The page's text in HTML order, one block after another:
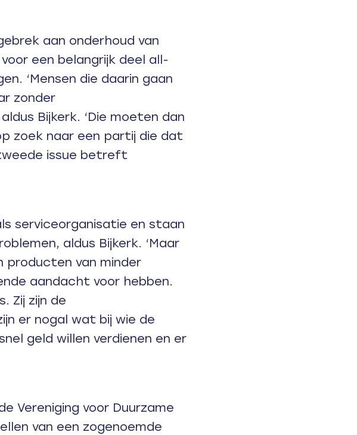
aan onderhoud van
een belangrijk deel all-
‘Mensen die daarin gaan
zonder
Bijkerk. ‘Die moeten dan
zoek naar een partij die dat
issue betreft
serviceorganisatie en staan
aldus Bijkerk. ‘Maar
producten van minder
aandacht voor hebben.
Zij zijn de
er nogal wat bij wie de
geld willen verdienen en er
Vereniging voor Duurzame
van een zogenoemde